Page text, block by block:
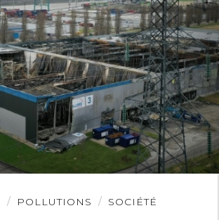
POLLUTIONS SOCIÉTÉ